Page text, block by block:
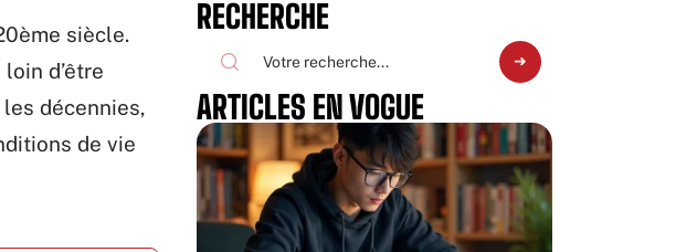
siècle.
d’être
décennies,
de vie
RECHERCHE
ARTICLES EN VOGUE